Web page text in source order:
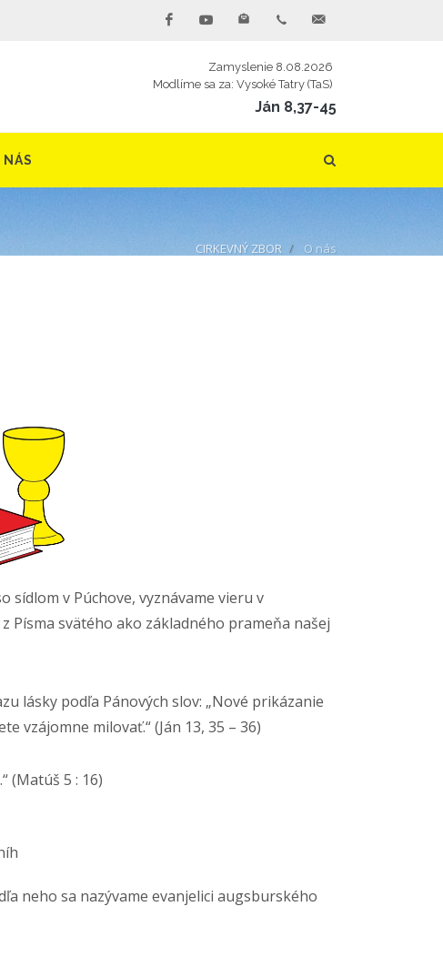
Zamyslenie 8.08.2026
Modlíme sa za: Vysoké Tatry (TaS)
Ján 8,37-45
NÁS
CIRKEVNÝ ZBOR O nás
sídlom v Púchove, vyznávame vieru v
Písma svätého ako základného prameňa našej
lásky podľa Pánových slov: „Nové prikázanie
vzájomne milovať.“ (Ján 13, 35 – 36)
(Matúš 5 : 16)
neho sa nazývame evanjelici augsburského